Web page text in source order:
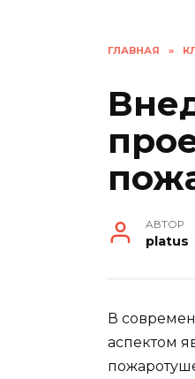
ГЛАВНАЯ »
АВТОР
platus
В
аспектом